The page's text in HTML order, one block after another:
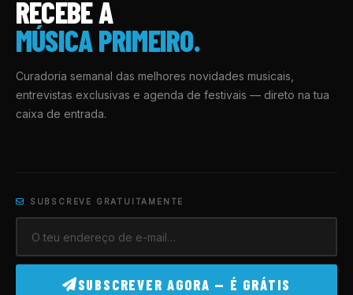
RECEBE A
MÚSICA PRIMEIRO.
Curadoria semanal das melhores novidades musicais,
entrevistas exclusivas e agenda de festivais — direto na tua
caixa de entrada.
SUBSCREVE GRATUITAMENTE
SUBSCREVER AGORA — É GRÁTIS